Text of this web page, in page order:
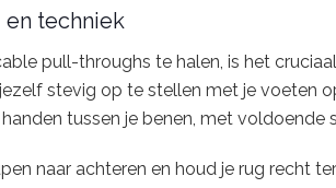
techniek
pull-throughs te halen, is het
stevig op te stellen met je voeten
tussen je benen, met voldoende
naar achteren en houd je rug recht